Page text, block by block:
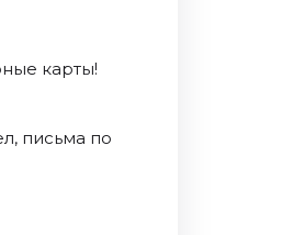
карты!
письма по